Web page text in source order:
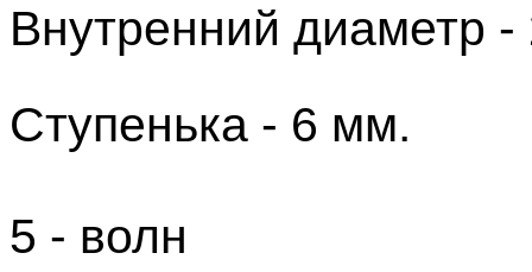
Внутренний диаметр
Ступенька - 6 мм.
5 - волн